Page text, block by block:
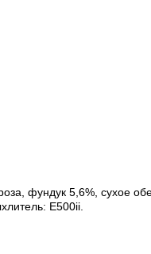
фундук 5,6%, сухое
E500ii.